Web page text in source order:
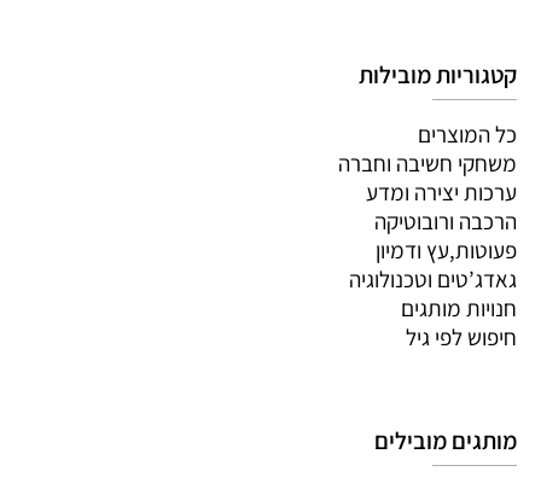
קטגוריות מובילות
כל המוצרים
משחקי חשיבה וחברה
ערכות יצירה ומדע
הרכבה ורובוטיקה
פעוטות,עץ ודמיון
גאדג’טים וטכנולוגיה
חנויות מותגים
חיפוש לפי גיל
מותגים מובילים